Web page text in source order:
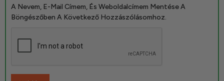
A Nevem, E-Mail Címem, És Weboldalcímem Mentése A
Böngészőben A Következő Hozzászólásomhoz.